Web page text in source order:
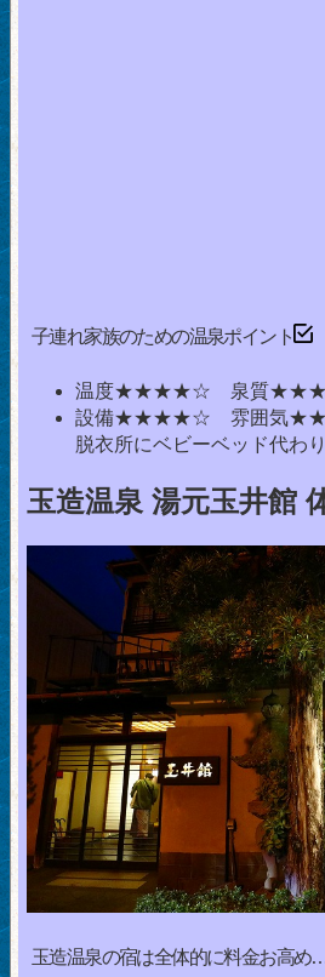
子連れ家族のための温泉ポイント
温度★★★★☆ 泉質
設備★★★★☆ 雰囲気
脱衣所にベビーベッド代わ
玉造温泉 湯元玉井館
玉造温泉の宿は全体的に料金お高め